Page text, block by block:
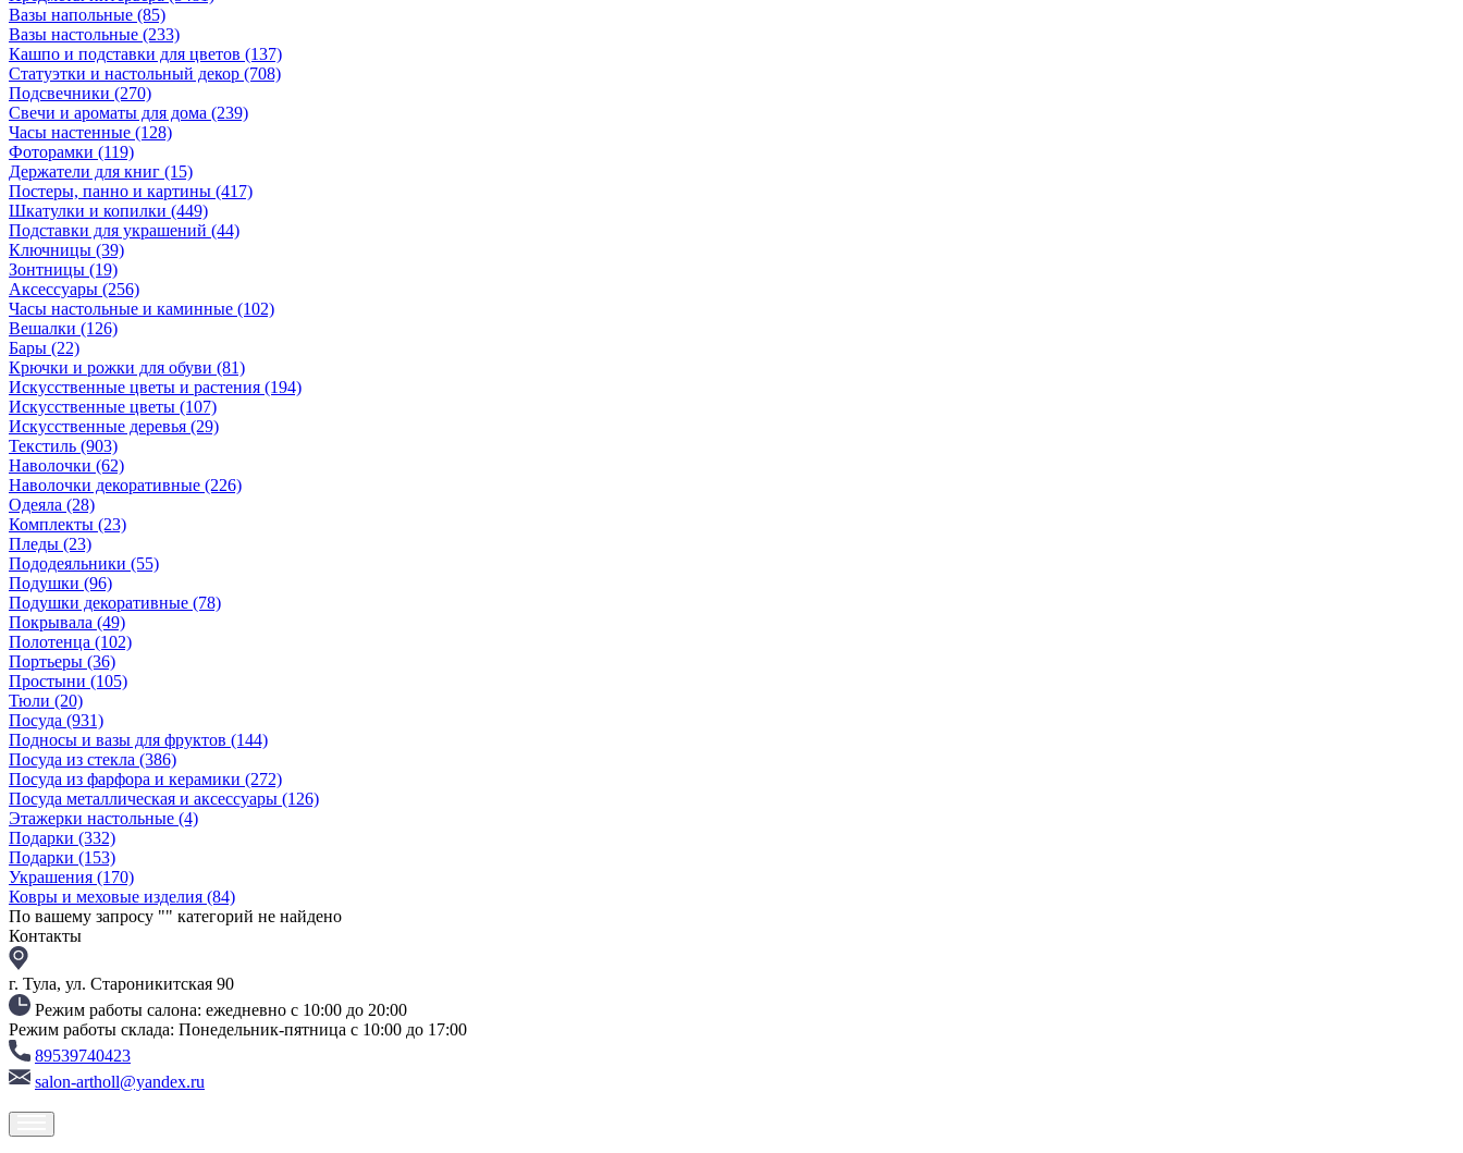
Вазы напольные (85)
Вазы настольные (233)
Кашпо и подставки для цветов (137)
Статуэтки и настольный декор (708)
Подсвечники (270)
Свечи и ароматы для дома (239)
Часы настенные (128)
Фоторамки (119)
Держатели для книг (15)
Постеры, панно и картины (417)
Шкатулки и копилки (449)
Подставки для украшений (44)
Ключницы (39)
Зонтницы (19)
Аксессуары (256)
Часы настольные и каминные (102)
Вешалки (126)
Бары (22)
Крючки и рожки для обуви (81)
Искусственные цветы и растения (194)
Искусственные цветы (107)
Искусcтвенные деревья (29)
Текстиль (903)
Наволочки (62)
Наволочки декоративные (226)
Одеяла (28)
Комплекты (23)
Пледы (23)
Пододеяльники (55)
Подушки (96)
Подушки декоративные (78)
Покрывала (49)
Полотенца (102)
Портьеры (36)
Простыни (105)
Тюли (20)
Посуда (931)
Подносы и вазы для фруктов (144)
Посуда из стекла (386)
Посуда из фарфора и керамики (272)
Посуда металлическая и аксессуары (126)
Этажерки настольные (4)
Подарки (332)
Подарки (153)
Украшения (170)
Ковры и меховые изделия (84)
По вашему запросу "" категорий не найдено
Контакты
г. Тула, ул. Староникитская 90
Режим работы салона: ежедневно с 10:00 до 20:00
Режим работы склада: Понедельник-пятница с 10:00 до 17:00
89539740423
salon-artholl@yandex.ru